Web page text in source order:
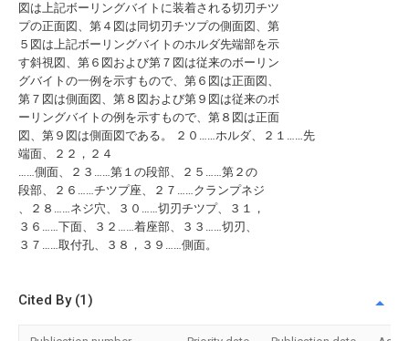
図は上記ボーリングバイトに装着される切刃チツ
プの正面図、第４図は同切刃チツプの側面図、第
５図は上記ボーリングバイトのホルダ先端部を示
す斜視図、第６図および第７図は従来のボーリン
グバイトの一例を示すもので、第６図は正面図、
第７図は側面図、第８図および第９図は従来のボ
ーリングバイトの例を示すもので、第８図は正面
図、第９図は側面図である。 ２０……ホルダ、２１……先
端面、２２，２４
……側面、２３……第１の段部、２５……第２の
段部、２６……チツプ座、２７……クランプネジ
、２８……ネジ穴、３０……切刃チツプ、３１，
３６……下面、３２……着座部、３３……切刃、
３７……取付孔、３８，３９……側面。
Cited By (1)